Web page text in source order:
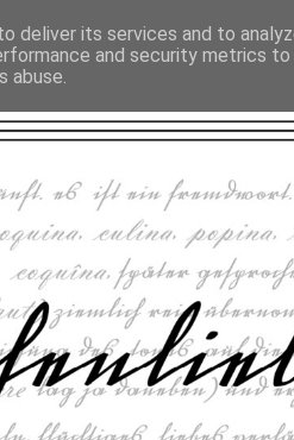
deliver its services and to
and security metrics
abuse.